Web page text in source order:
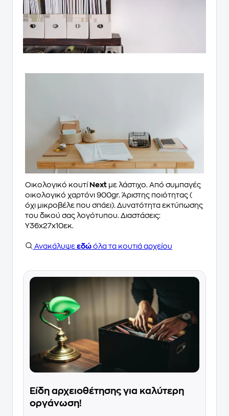
Οικολογικό κουτί Next με λάστιχο. Από συμπαγές
οικολογικό χαρτόνι 900gr. Άριστης ποιότητας (
όχι μικροβέλε που σπάει). Δυνατότητα εκτύπωσης
του δικού σας λογότυπου. Διαστάσεις:
Υ36x27x10εκ.
Ανακάλυψε εδώ όλα τα κουτιά αρχείου
Είδη αρχειοθέτησης για καλύτερη
οργάνωση!